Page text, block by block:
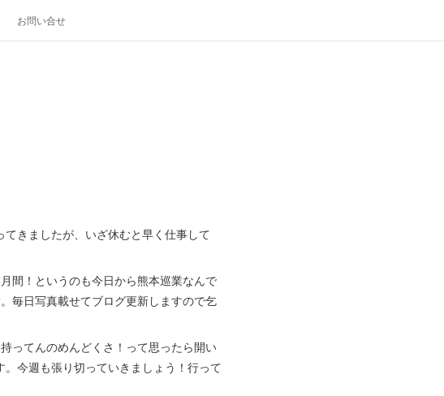
お問い合せ
きましたが、いざ休むと早く仕事して
間！というのも今日から熊本巡業なんで
毎日写真載せてブログ更新しますので乞
ってんのめんどくさ！って思ったら開い
今週も張り切っていきましょう！行って